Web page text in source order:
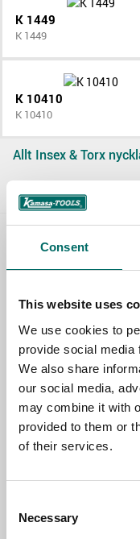
Consent
This website uses
We use cookies to
provide social media
We also share
our social media,
may combine it with
provided to them or
of their services.
Selection
Necessary
K 1449
K 1449
K 10410
K 10410
Allt Insex & Torx
Contact us
NAME
SELECT COUNTRY